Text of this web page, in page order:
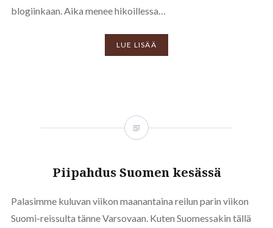
blogiinkaan. Aika menee hikoillessa…
LUE LISÄÄ
Piipahdus Suomen kesässä
Palasimme kuluvan viikon maanantaina reilun parin viikon
Suomi-reissulta tänne Varsovaan. Kuten Suomessakin tällä